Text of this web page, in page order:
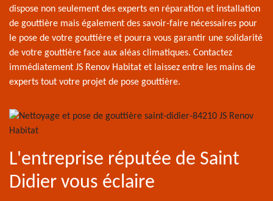
dispose non seulement des experts en réparation et installation
de gouttière mais également des savoir-faire nécessaires pour
le pose de votre gouttière et pourra vous garantir une solidarité
de votre gouttière face aux aléas climatiques. Contactez
immédiatement JS Renov Habitat et laissez entre les mains de
experts tout votre projet de pose gouttière.
L'entreprise réputée de Saint
Didier vous éclaire